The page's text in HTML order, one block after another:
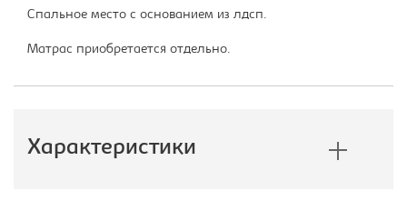
Спальное место с основанием из лдсп.
Матрас приобретается отдельно.
Характеристики